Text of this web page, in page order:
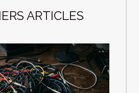
ARTICLES